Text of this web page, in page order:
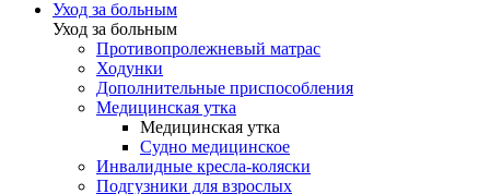
Уход за больным
Уход за больным
Противопролежневый матрас
Ходунки
Дополнительные приспособления
Медицинская утка
Медицинская утка
Судно медицинское
Инвалидные кресла-коляски
Подгузники для взрослых